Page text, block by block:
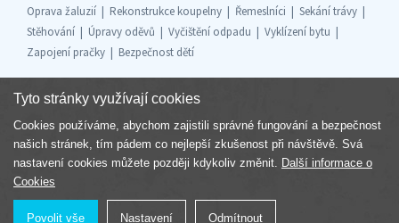
Oprava žaluzií
Rekonstrukce koupelny Řemeslníci
Sekání trávy
Stěhování
Úpravy oděvů Vyčištění odpadu
Vyklízení bytu
Zapojení pračky
Bezpečnost dětí
Součást skupiny
Tyto stránky využívají cookies
Cookies používáme, abychom zajistili správné fungování a bezpečnost
našich stránek, tím pádem co nejlepší zkušenost při návštěvě. Svá
nastavení cookies můžete později kdykoliv změnit. Další informace o
Cookies
Povolit vše Nastavení Odmítnout